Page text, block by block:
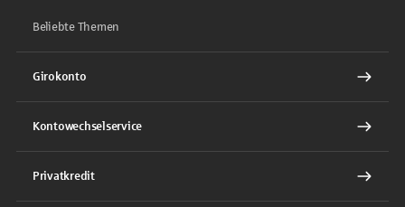
Beliebte Themen
Girokonto
Kontowechselservice
Privatkredit